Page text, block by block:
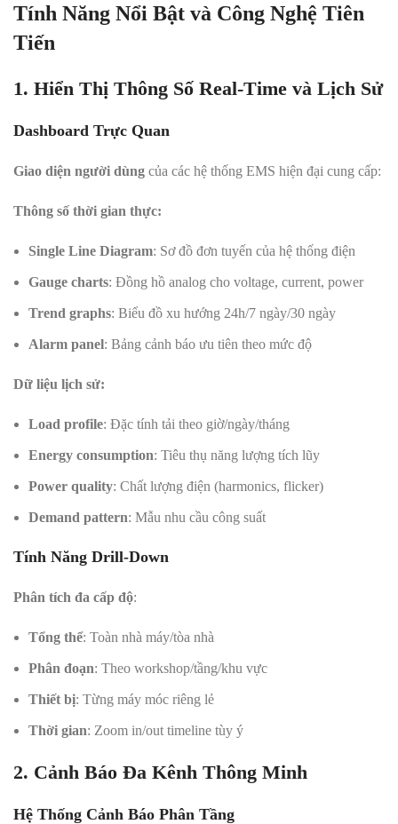
Tính Năng Nổi Bật và Công Nghệ Tiên
Tiến
1. Hiển Thị Thông Số Real-Time và Lịch Sử
Dashboard Trực Quan
Giao diện người dùng của các hệ thống EMS hiện đại cung cấp:
Thông số thời gian thực:
Single Line Diagram: Sơ đồ đơn tuyến của hệ thống điện
Gauge charts: Đồng hồ analog cho voltage, current, power
Trend graphs: Biểu đồ xu hướng 24h/7 ngày/30 ngày
Alarm panel: Bảng cảnh báo ưu tiên theo mức độ
Dữ liệu lịch sử:
Load profile: Đặc tính tải theo giờ/ngày/tháng
Energy consumption: Tiêu thụ năng lượng tích lũy
Power quality: Chất lượng điện (harmonics, flicker)
Demand pattern: Mẫu nhu cầu công suất
Tính Năng Drill-Down
Phân tích đa cấp độ:
Tổng thể: Toàn nhà máy/tòa nhà
Phân đoạn: Theo workshop/tầng/khu vực
Thiết bị: Từng máy móc riêng lẻ
Thời gian: Zoom in/out timeline tùy ý
2. Cảnh Báo Đa Kênh Thông Minh
Hệ Thống Cảnh Báo Phân Tầng